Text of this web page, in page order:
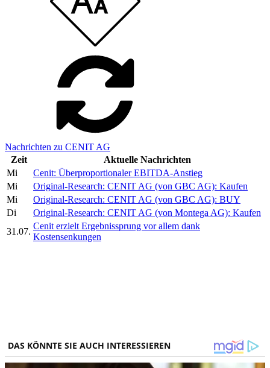
Nachrichten zu CENIT AG
Zeit
Aktuelle Nachrichten
Mi
Cenit: Überproportionaler EBITDA-Anstieg
Mi
Original-Research: CENIT AG (von GBC AG): Kaufen
Mi
Original-Research: CENIT AG (von GBC AG): BUY
Di
Original-Research: CENIT AG (von Montega AG): Kaufen
31.07.
Cenit erzielt Ergebnissprung vor allem dank
Kostensenkungen